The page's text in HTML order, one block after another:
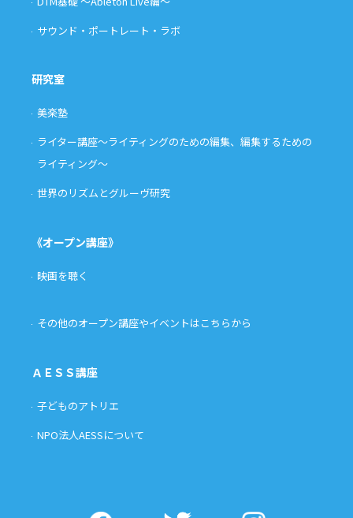
サウンド・ポートレート・ラボ
研究室
美楽塾
ライター講座〜ライティングのための編集、編集するための
ライティング〜
世界のリズムとグルーヴ研究
《オープン講座》
映画を聴く
その他のオープン講座やイベントはこちらから
ＡＥＳＳ講座
子どものアトリエ
NPO法人AESSについて